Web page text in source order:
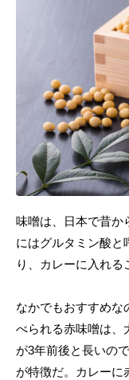
味噌は、日本で昔か
にはグルタミン酸と
り、カレーに入れる
なかでもおすすめな
べられる赤味噌は、
が3年前後と長いの
が特徴だ。カレーに